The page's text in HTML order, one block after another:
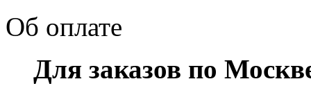
Об оплате
Для заказов по